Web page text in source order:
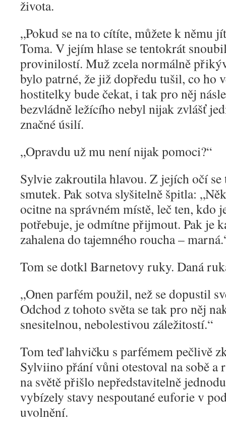
života.
„Pokud se na to cítíte, můžete k němu
Toma. V jejím hlase se tentokrát
provinilostí. Muž zcela normálně
bylo patrné, že již dopředu tušil, co ho
hostitelky bude čekat, i tak pro něj
bezvládně ležícího nebyl nijak zvlášť
značné úsilí.
„Opravdu už mu není nijak pomoci?“
Sylvie zakroutila hlavou. Z jejích očí
smutek. Pak sotva slyšitelně špitla:
ocitne na správném místě, leč ten, kdo
potřebuje, je odmítne přijmout. Pak je
zahalena do tajemného roucha –
Tom se dotkl Barnetovy ruky. Daná
„Onen parfém použil, než se dopustil
Odchod z tohoto světa se tak pro něj
snesitelnou, nebolestivou záležitostí.“
Tom teď lahvičku s parfémem pečlivě
Sylviino přání vůni otestoval na sobě a
na světě přišlo nepředstavitelně
vybízely stavy nespoutané euforie v
uvolnění.